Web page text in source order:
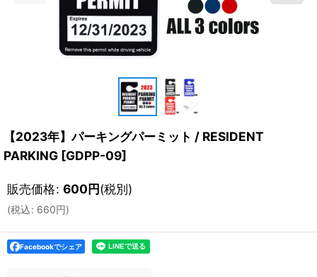
【2023年】パーキングパーミット / RESIDENT
PARKING [GDPP-09]
販売価格: 600円(税別)
(税込: 660円)
Facebookでシェア